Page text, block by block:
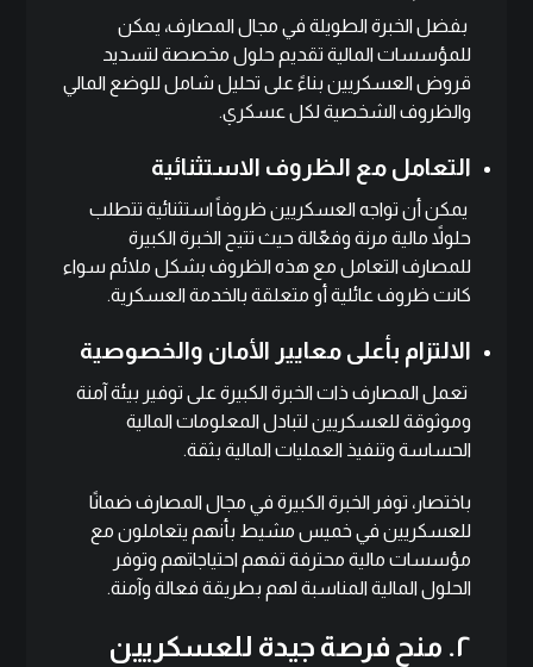
بفضل الخبرة الطويلة في مجال المصارف، يمكن
للمؤسسات المالية تقديم حلول مخصصة لتسديد
قروض العسكريين بناءً على تحليل شامل للوضع المالي
والظروف الشخصية لكل عسكري.
التعامل مع الظروف الاستثنائية
يمكن أن تواجه العسكريين ظروفاً استثنائية تتطلب
حلولاً مالية مرنة وفعّالة حيث تتيح الخبرة الكبيرة
للمصارف التعامل مع هذه الظروف بشكل ملائم سواء
كانت ظروف عائلية أو متعلقة بالخدمة العسكرية.
الالتزام بأعلى معايير الأمان والخصوصية
تعمل المصارف ذات الخبرة الكبيرة على توفير بيئة آمنة
وموثوقة للعسكريين لتبادل المعلومات المالية
الحساسة وتنفيذ العمليات المالية بثقة.
باختصار، توفر الخبرة الكبيرة في مجال المصارف ضمانًا
للعسكريين في خميس مشيط بأنهم يتعاملون مع
مؤسسات مالية محترفة تفهم احتياجاتهم وتوفر
الحلول المالية المناسبة لهم بطريقة فعالة وآمنة.
٢. منح فرصة جيدة للعسكريين